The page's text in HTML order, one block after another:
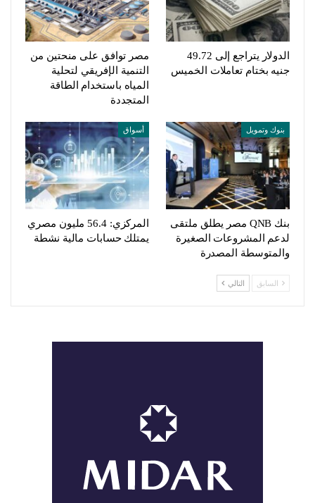
الدولار يتراجع إلى 49.72
جنيه بختام تعاملات الخميس
مصر توافق على منحتين من
التنمية الإفريقي لتحلية
المياه باستخدام الطاقة
المتجددة
بنوك وتمويل
بنك QNB مصر يطلق ملتقى
لدعم المشروعات الصغيرة
والمتوسطة المصدرة
أسواق
المركزي: 56.4 مليون مصري
يمتلك حسابات مالية نشطة
السابق التالي